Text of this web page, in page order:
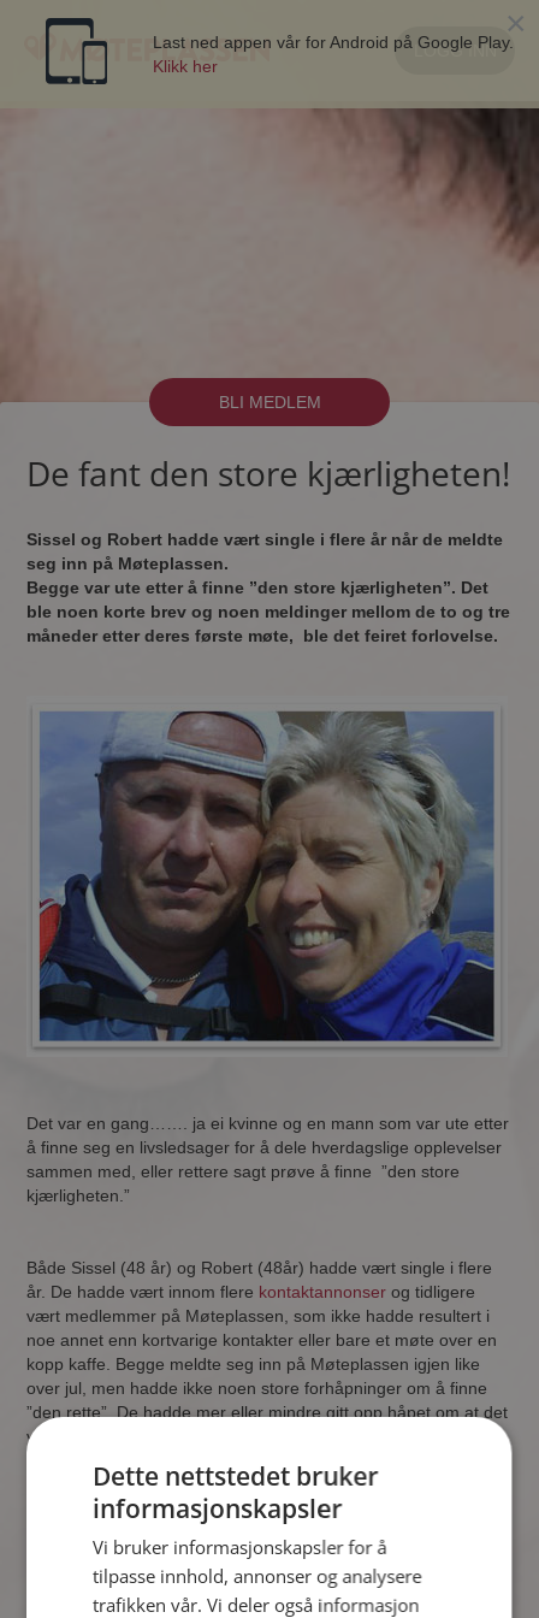
LOGG INN
BLI MEDLEM
×
Last ned appen vår for Android på Google Play.
Klikk her
De fant den store kjærligheten!
Sissel og Robert hadde vært single i flere år når de meldte
seg inn på Møteplassen.
Begge var ute etter å finne ”den store kjærligheten”. Det
ble noen korte brev og noen meldinger mellom de to og tre
måneder etter deres første møte, ble det feiret forlovelse.
Det var en gang……. ja ei kvinne og en mann som var ute etter
å finne seg en livsledsager for å dele hverdagslige opplevelser
sammen med, eller rettere sagt prøve å finne ”den store
kjærligheten.”
Både Sissel (48 år) og Robert (48år) hadde vært single i flere
år. De hadde vært innom flere kontaktannonserog tidligere
vært medlemmer på Møteplassen, som ikke hadde resultert i
noe annet enn kortvarige kontakter eller bare et møte over en
kopp kaffe. Begge meldte seg inn på Møteplassen igjen like
over jul, men hadde ikke noen store forhåpninger om å finne
”den rette”. De hadde mer eller mindre gitt opp håpet om at det
var mulig å finne seg en partner i slike fora.
Det var Robert som ble nysgjerrig da han oppdaget at Sissel
profil. Det ble noen korte brev og noen meldinger. Sissel fikk
mobilnummeret til Robert i tilfelle hun kunne tenke seg et møte
over en kaffekopp når hun var en tur i Namsos.
Dette nettstedet bruker
informasjonskapsler
Vi bruker informasjonskapsler for å
tilpasse innhold, annonser og analysere
trafikken vår. Vi deler også informasjon